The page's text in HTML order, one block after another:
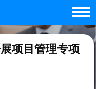
项目管理专项